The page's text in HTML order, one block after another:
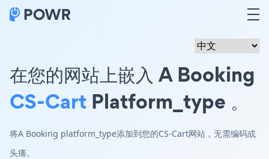
在您的网站上嵌入 A Booking
CS-Cart Platform_type 。
将A Booking platform_type添加到您的CS-Cart网站，无需编码或
头痛。